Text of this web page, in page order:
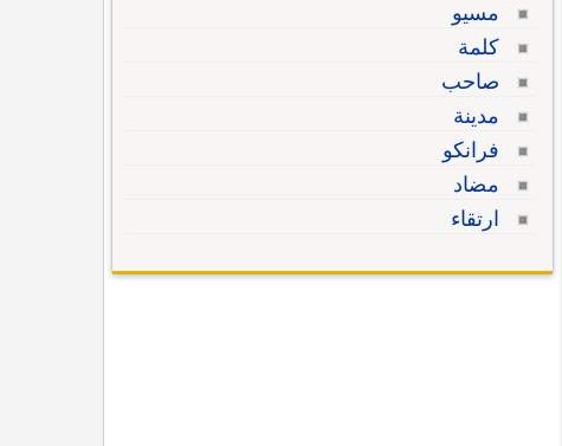
مسيو
كلمة
صاحب
مدينة
فرانكو
مضاد
ارتقاء